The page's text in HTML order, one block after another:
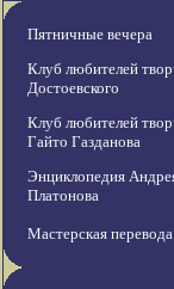
Пятничные вечера
Клуб любителей
Достоевского
Клуб любителей
Гайто Газданова
Энциклопедия
Платонова
Мастерская перевода